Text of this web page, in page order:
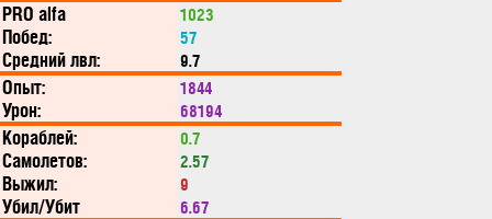
PRO alfa 1023
Побед: 57
Средний лвл: 9.7
Опыт: 1844
Урон: 68194
Кораблей: 0.7
Самолетов: 2.57
Выжил: 9
Убил/Убит 6.67